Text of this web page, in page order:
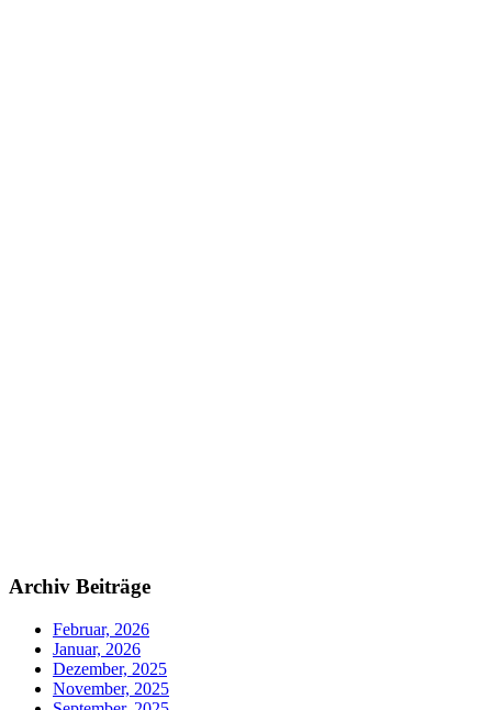
Archiv Beiträge
Februar, 2026
Januar, 2026
Dezember, 2025
November, 2025